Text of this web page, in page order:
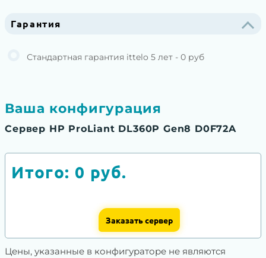
Гарантия
Стандартная гарантия ittelo 5 лет - 0 руб
Ваша конфигурация
Сервер HP ProLiant DL360P Gen8 D0F72A
Итого: 0 руб.
Заказать сервер
Цены, указанные в конфигураторе не являются